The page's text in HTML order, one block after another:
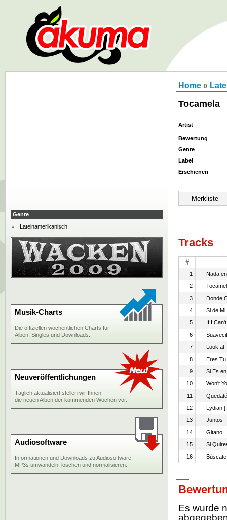
Home »
Tocamela
Artist
Bewertung
Genre
Label
Erschienen
Tracks
#
1
Nada
2
3
Donde
4
Si de Mi
5
If I
6
7
Look at
8
Eres Tu
9
Si Es
10
Won't
11
12
Lydian
13
Juntos
14
Gitano
15
Si
16
Búscate
Es wurde
Genre
Lateinamerikanisch
Musik-Charts
Die offiziellen wöchentlichen Charts für
Alben, Singles und Downloads.
Neuveröffentlichungen
Täglich aktualisiert stellen wir Ihnen
die neuen Alben der kommenden Wochen vor.
Audiosoftware
Informationen und Downloads zu Audiosoftware,
MP3s umwandeln, löschen und normalisieren.